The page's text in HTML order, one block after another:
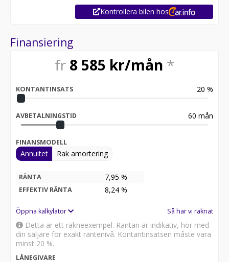
Kontrollera bilen hos
Finansiering
fr 8 585 kr/mån *
KONTANTINSATS 20 %
AVBETALNINGSTID 60 mån
FINANSMODELL
Annuitet Rak amortering
RÄNTA 7,95 %
EFFEKTIV RÄNTA 8,24 %
Öppna kalkylator Så har vi räknat
Detta är ett räkneexempel. Räntan är indikativ, hör med
din säljare för exakt räntenivå. Kontantinsatsen måste vara
minst 20 %.
LÅNEGIVARE